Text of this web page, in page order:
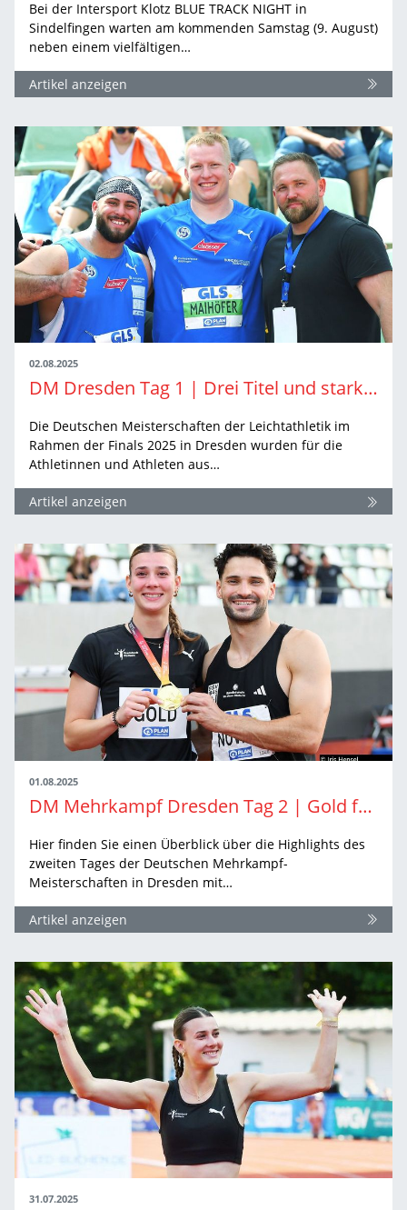
Bei der Intersport Klotz BLUE TRACK NIGHT in
Sindelfingen warten am kommenden Samstag (9. August)
neben einem vielfältigen…
Artikel anzeigen
02.08.2025
DM Dresden Tag 1 | Drei Titel und starke Podestplätze für BW-Athlet:innen
Die Deutschen Meisterschaften der Leichtathletik im
Rahmen der Finals 2025 in Dresden wurden für die
Athletinnen und Athleten aus…
Artikel anzeigen
01.08.2025
DM Mehrkampf Dresden Tag 2 | Gold für Sandrina Sprengel und Tim Nowak
Hier finden Sie einen Überblick über die Highlights des
zweiten Tages der Deutschen Mehrkampf-
Meisterschaften in Dresden mit…
Artikel anzeigen
31.07.2025